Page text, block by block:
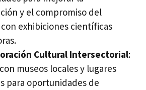
y el compromiso del
exhibiciones científicas
Cultural Intersectorial:
museos locales y lugares
para oportunidades de